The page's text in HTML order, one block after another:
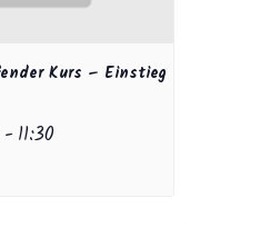
Kurs – Einstieg
-11:30